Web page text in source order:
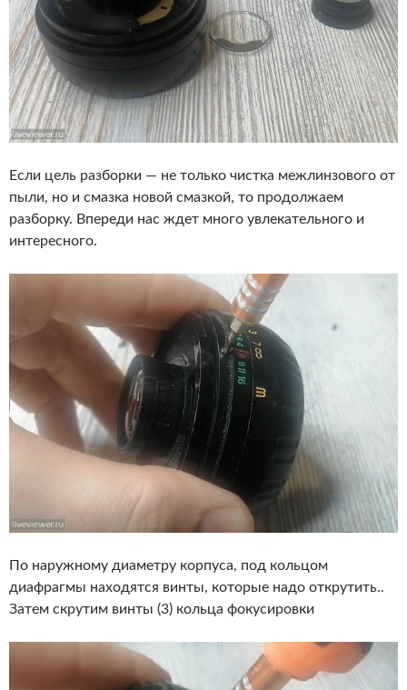
Если цель разборки — не только чистка межлинзового от
пыли, но и смазка новой смазкой, то продолжаем
разборку. Впереди нас ждет много увлекательного и
интересного.
По наружному диаметру корпуса, под кольцом
диафрагмы находятся винты, которые надо открутить..
Затем скрутим винты (3) кольца фокусировки